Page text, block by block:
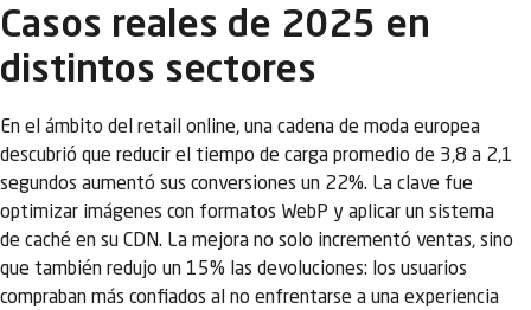
Casos reales de 2025 en
distintos sectores
En el ámbito del retail online, una cadena de moda europea
descubrió que reducir el tiempo de carga promedio de 3,8 a 2,1
segundos aumentó sus conversiones un 22%. La clave fue
optimizar imágenes con formatos WebP y aplicar un sistema
de caché en su CDN. La mejora no solo incrementó ventas, sino
que también redujo un 15% las devoluciones: los usuarios
compraban más confiados al no enfrentarse a una experiencia